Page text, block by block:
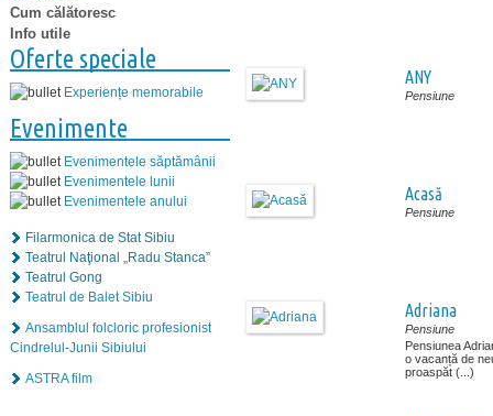
Cum călătoresc
Info utile
Oferte speciale
Experiențe memorabile
Evenimente
Evenimentele săptămânii
Evenimentele lunii
Evenimentele anului
Filarmonica de Stat Sibiu
Teatrul Naţional „Radu Stanca”
Teatrul Gong
Teatrul de Balet Sibiu
Ansamblul folcloric profesionist
Cindrelul-Junii Sibiului
ASTRA film
ANY
Pensiune
Acasă
Pensiune
Adriana
Pensiune
Pensiunea
o vacanță de
proaspăt (...)